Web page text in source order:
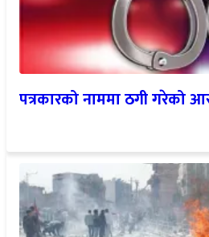
पत्रकारको नाममा ठगी गरेको